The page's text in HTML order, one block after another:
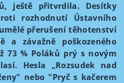
ještě přitvrdila. Desítky
rozhodnutí Ústavního
přerušení těhotenství
a závažně poškozeného
73 % Poláků prý s novým
Hesla „Rozsudek nad
nebo "Pryč s kačerem